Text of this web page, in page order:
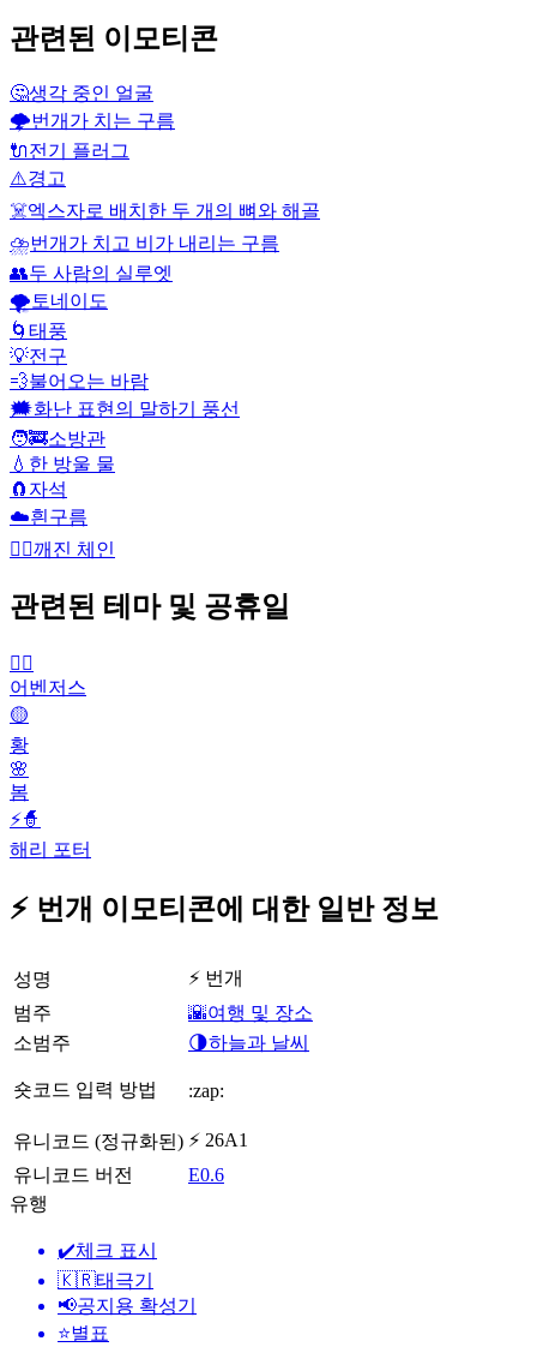
관련된 이모티콘
🤔생각 중인 얼굴
🌩️번개가 치는 구름
🔌전기 플러그
⚠️경고
☠️엑스자로 배치한 두 개의 뼈와 해골
⛈️번개가 치고 비가 내리는 구름
👥두 사람의 실루엣
🌪️ 토네이도
🌀 태풍
💡전구
💨불어오는 바람
🗯️화난 표현의 말하기 풍선
🧑‍🚒소방관
💧 한 방울 물
🧲 자석
☁️흰구름
⛓️‍💥깨진 체인
관련된 테마 및 공휴일
🦸‍♂️
어벤저스
🟡
황
🌸
봄
⚡🧙
해리 포터
⚡ 번개 이모티콘에 대한 일반 정보
성명
⚡ 번개
범주
🌇여행 및 장소
소범주
🌗하늘과 날씨
숏코드 입력 방법 :zap:
유니코드 (정규화된) ⚡ 26A1
유니코드 버전
E0.6
유행
✔️체크 표시
🇰🇷태극기
📢공지용 확성기
⭐별표